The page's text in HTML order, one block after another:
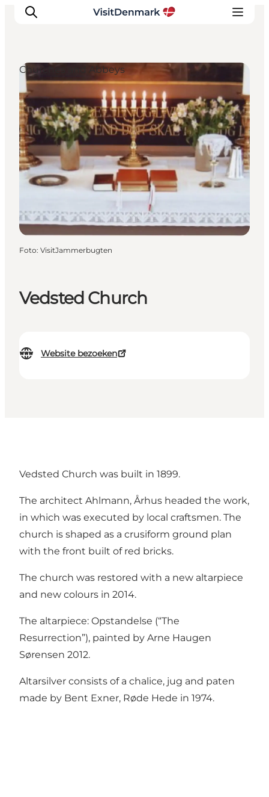
Inspiratie
Bestemmingen
Wat te doen
Accommodaties
Plan je reis
Vedsted Church
Website bezoeken
Churches and Abbeys
Foto: VisitJammerbugten
Vedsted Church was built in 1899.
The architect Ahlmann, Århus headed the work,
in which was executed by local craftsmen. The
church is shaped as a crusiform ground plan
with the front built of red bricks.
The church was restored with a new altarpiece
and new colours in 2014.
The altarpiece: Opstandelse (“The
Resurrection”), painted by Arne Haugen
Sørensen 2012.
Altarsilver consists of a chalice, jug and paten
made by Bent Exner, Røde Hede in 1974.